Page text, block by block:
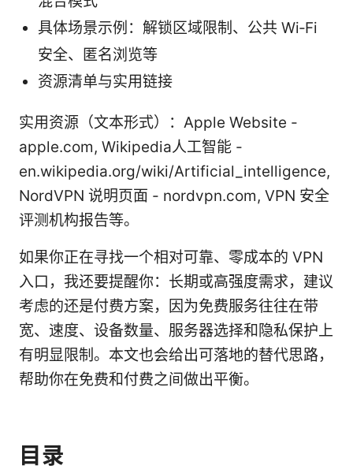
具体场景示例：解锁区域限制、公共 Wi‑Fi
安全、匿名浏览等
资源清单与实用链接
实用资源（文本形式）：Apple Website -
apple.com, Wikipedia人工智能 -
en.wikipedia.org/wiki/Artificial_intelligence,
NordVPN 说明页面 - nordvpn.com, VPN 安全
评测机构报告等。
如果你正在寻找一个相对可靠、零成本的 VPN
入口，我还要提醒你：长期或高强度需求，建议
考虑的还是付费方案，因为免费服务往往在带
宽、速度、设备数量、服务器选择和隐私保护上
有明显限制。本文也会给出可落地的替代思路，
帮助你在免费和付费之间做出平衡。
目录